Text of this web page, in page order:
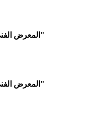
المعرض الفني جسر الزرقاء - "قصة بلد على البحر"
المعرض الفني جسر الزرقاء - "قصة بلد على البحر"